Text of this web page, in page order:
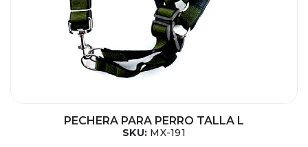
PECHERA PARA PERRO TALLA L
SKU: MX-191